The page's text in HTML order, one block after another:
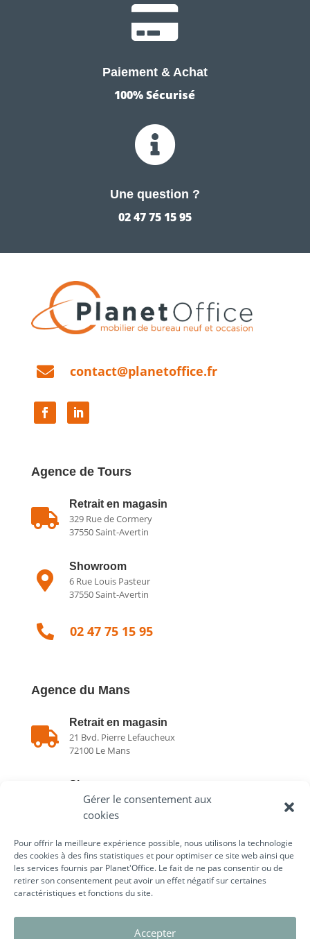
Gérer le consentement aux
cookies
Pour offrir la meilleure expérience possible, nous utilisons la technologie
des cookies à des fins statistiques et pour optimiser ce site web ainsi que
les services fournis par Planet'Office. Le fait de ne pas consentir ou de
retirer son consentement peut avoir un effet négatif sur certaines
caractéristiques et fonctions du site.
Accepter

Paiement & Achat
100% Sécurisé

Une question ?
02 47 75 15 95
 contact@planetoffice.fr
Agence de Tours

Retrait en magasin
329 Rue de Cormery
37550 Saint-Avertin

Showroom
6 Rue Louis Pasteur
37550 Saint-Avertin
 02 47 75 15 95
Agence du Mans

Retrait en magasin
21 Bvd. Pierre Lefaucheux
72100 Le Mans
Showroom
21 Bvd. Pierre Lefaucheux
72100 Le Mans
 02 43 75 78 75